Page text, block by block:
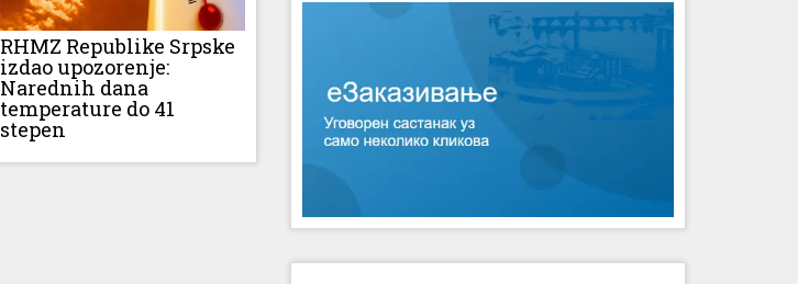
RHMZ Republike Srpske
izdao upozorenje:
Narednih dana
temperature do 41
stepen